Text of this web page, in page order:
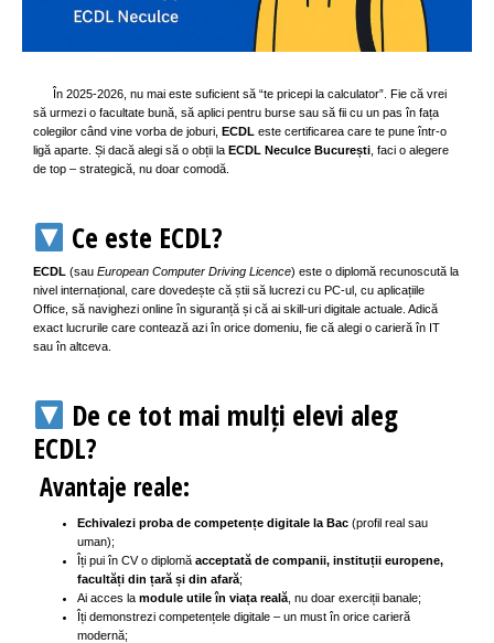
În 2025-2026, nu mai este suficient să “te pricepi la calculator”. Fie că vrei
să urmezi o facultate bună, să aplici pentru burse sau să fii cu un pas în fața
colegilor când vine vorba de joburi, ECDL este certificarea care te pune într-o
ligă aparte. Și dacă alegi să o obții la ECDL Neculce București , faci o alegere
de top – strategică, nu doar comodă.
Ce este ECDL?
ECDL (sau European Computer Driving Licence) este o diplomă recunoscută la
nivel internațional, care dovedește că știi să lucrezi cu PC-ul, cu aplicațiile
Office, să navighezi online în siguranță și că ai skill-uri digitale actuale. Adică
exact lucrurile care contează azi în orice domeniu, fie că alegi o carieră în IT
sau în altceva.
De ce tot mai mulți elevi aleg
ECDL?
Avantaje reale:
Echivalezi proba de competențe digitale la Bac (profil real sau
uman);
Îți pui în CV o diplomă acceptată de companii, instituții europene,
facultăți din țară și din afară;
Ai acces la module utile în viața reală , nu doar exerciții banale;
Îți demonstrezi competențele digitale – un must în orice carieră
modernă;